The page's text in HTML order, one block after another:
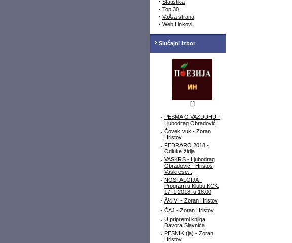
Statistika
· Top 30
· VaÅ¡a strana
· Web Linkovi
Slučajni izbor
[ ]
· PESMA O VAZDUHU -
Ljubodrag Obradović
· Čovek vuk - Zoran
Hristov
· FEDRARO 2018 -
Odluke žirija
· VASKRS - Ljubodrag
Obradović - Hristos
Vaskrese...
· NOSTALGIJA -
Program u Klubu KCK,
17. 1.2018. u 18:00
· Å½IVI - Zoran Hristov
· ČAJ - Zoran Hristov
· U pripremi knjiga
Davora Slavnića
· PESNIK (ja) - Zoran
Hristov